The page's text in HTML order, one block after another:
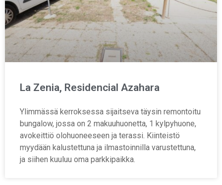
La Zenia, Residencial Azahara
Ylimmässä kerroksessa sijaitseva täysin remontoitu
bungalow, jossa on 2 makuuhuonetta, 1 kylpyhuone,
avokeittiö olohuoneeseen ja terassi. Kiinteistö
myydään kalustettuna ja ilmastoinnilla varustettuna,
ja siihen kuuluu oma parkkipaikka.